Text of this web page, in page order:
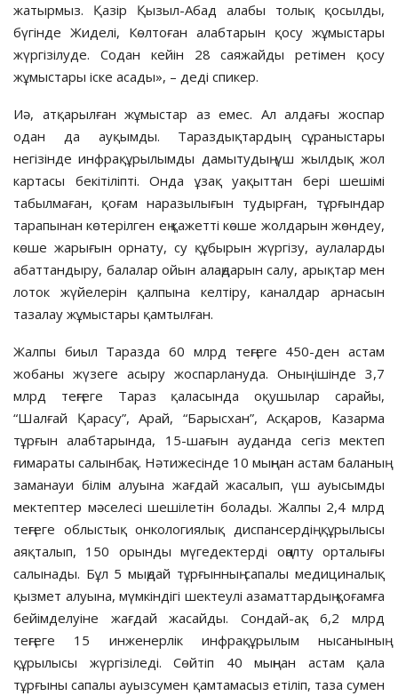
жатырмыз. Қазір Қызыл-Абад алабы толық қосылды,
бүгінде Жиделі, Көлтоған алабтарын қосу жұмыстары
жүргізілуде. Содан кейін 28 саяжайды ретімен қосу
жұмыстары іске асады», – деді спикер.
Иә, атқарылған жұмыстар аз емес. Ал алдағы жоспар
одан да ауқымды. Тараздықтардың сұраныстары
негізінде инфрақұрылымды дамытудың үш жылдық жол
картасы бекітіліпті. Онда ұзақ уақыттан бері шешімі
табылмаған, қоғам наразылығын тудырған, тұрғындар
тарапынан көтерілген ең қажетті көше жолдарын жөндеу,
көше жарығын орнату, су құбырын жүргізу, аулаларды
абаттандыру, балалар ойын алаңдарын салу, арықтар мен
лоток жүйелерін қалпына келтіру, каналдар арнасын
тазалау жұмыстары қамтылған.
Жалпы биыл Таразда 60 млрд теңгеге 450-ден астам
жобаны жүзеге асыру жоспарлануда. Оның ішінде 3,7
млрд теңгеге Тараз қаласында оқушылар сарайы,
“Шалғай Қарасу”, Арай, “Барысхан”, Асқаров, Казарма
тұрғын алабтарында, 15-шағын ауданда сегіз мектеп
ғимараты салынбақ. Нәтижесінде 10 мыңнан астам баланың
заманауи білім алуына жағдай жасалып, үш ауысымды
мектептер мәселесі шешілетін болады. Жалпы 2,4 млрд
теңгеге облыстық онкологиялық диспансердің құрылысы
аяқталып, 150 орынды мүгедектерді оңалту орталығы
салынады. Бұл 5 мыңдай тұрғынның сапалы медициналық
қызмет алуына, мүмкіндігі шектеулі азаматтардың қоғамға
бейімделуіне жағдай жасайды. Сондай-ақ 6,2 млрд
теңгеге 15 инженерлік инфрақұрылым нысанының
құрылысы жүргізіледі. Сөйтіп 40 мыңнан астам қала
тұрғыны сапалы ауызсумен қамтамасыз етіліп, таза сумен